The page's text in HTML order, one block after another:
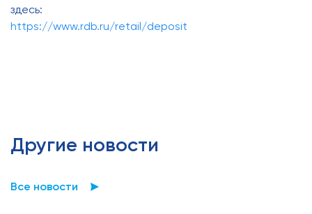
здесь:
https://www.rdb.ru/retail/deposit
Другие новости
Все новости